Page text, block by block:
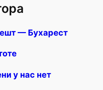
— Бухарест
у нас нет